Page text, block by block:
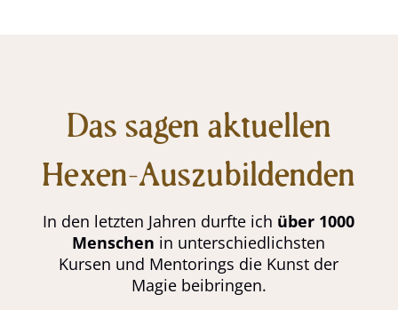
Das sagen aktuellen
Hexen-Auszubildenden
In den letzten Jahren durfte ich über 1000
Menschen in unterschiedlichsten
Kursen und Mentorings die Kunst der
Magie beibringen.